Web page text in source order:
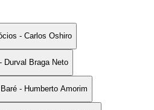
- Carlos Oshiro
Durval Braga Neto
- Humberto Amorim